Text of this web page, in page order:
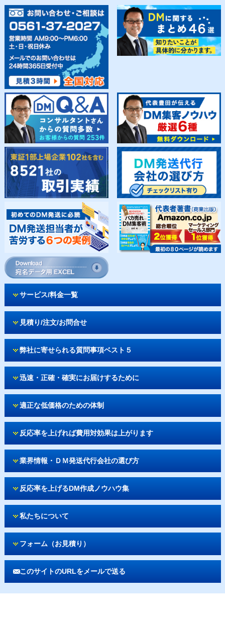
サービス/料金一覧
見積り/注文/お問合せ
弊社に寄せられる質問事項ベスト５
迅速・正確・確実にお届けするために
適正な低価格のための体制
反応率を上げれば費用対効果は上がります
業界情報・ＤＭ発送代行会社の選び方
反応率を上げるDM作成ノウハウ集
私たちについて
フォーム（お見積り）
このサイトのURLをメールで送る